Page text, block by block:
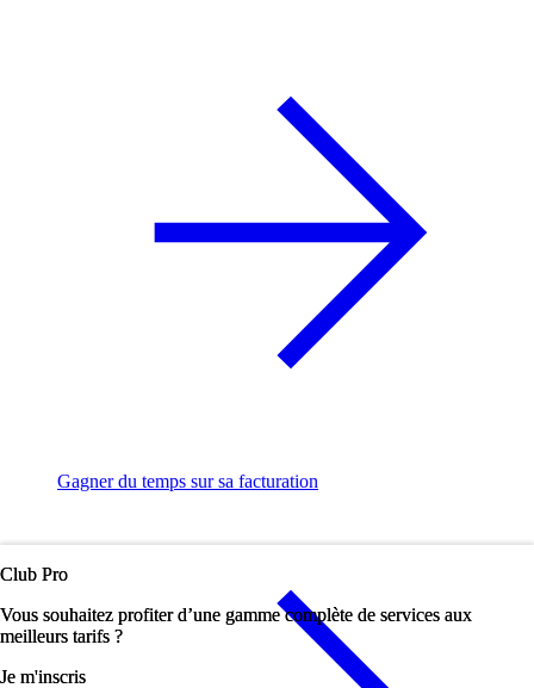
Gagner du temps sur sa facturation
Club Pro
Vous souhaitez profiter d’une gamme complète de services aux
meilleurs tarifs ?
Je m'inscris
Club Pro
Vous souhaitez profiter d’une gamme complète de services aux
meilleurs tarifs ?
Je m'inscris